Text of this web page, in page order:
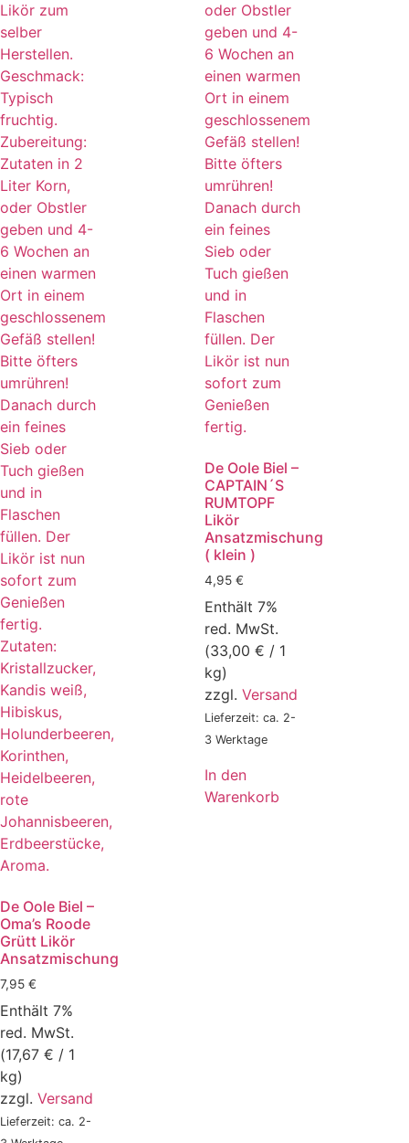
De Oole Biel –
Oma’s Roode
Grütt Likör
Ansatzmischung
7,95 €
Enthält 7%
red. MwSt.
(17,67 € / 1
kg)
zzgl. Versand
Lieferzeit: ca. 2-
De Oole Biel –
CAPTAIN´S
RUMTOPF
Likör
Ansatzmischung
( klein )
4,95 €
Enthält 7%
red. MwSt.
(33,00 € / 1
kg)
zzgl. Versand
Lieferzeit: ca. 2-
3 Werktage
In den
Warenkorb